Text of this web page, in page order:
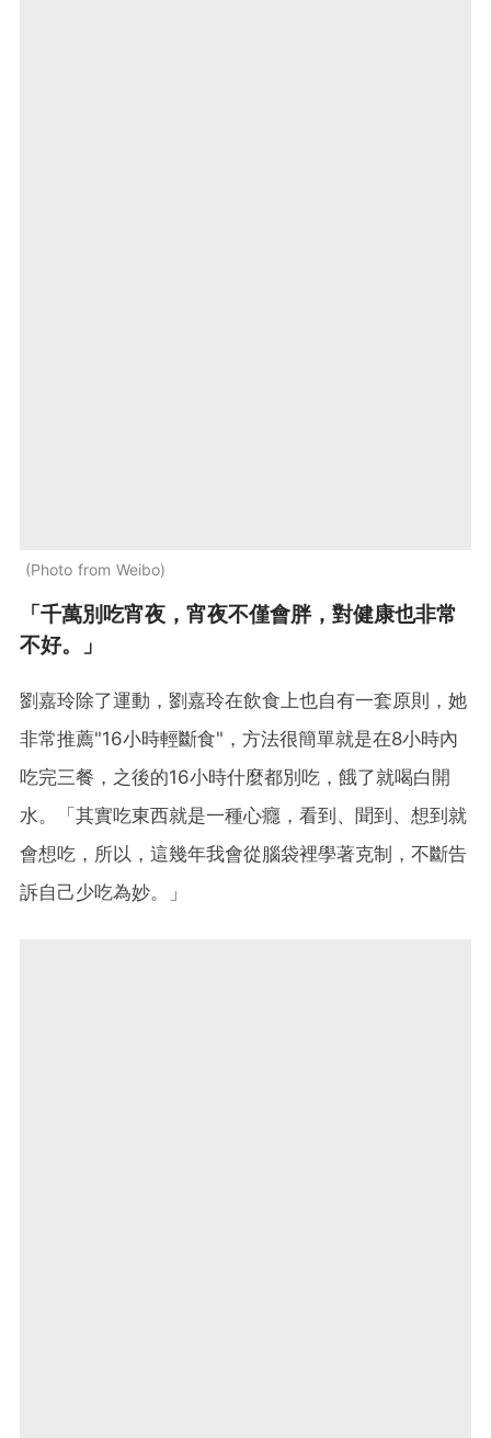
Photo from Weibo
「千萬別吃宵夜，宵夜不僅會胖，對健康也非常
不好。」
劉嘉玲除了運動，劉嘉玲在飲食上也自有一套原則，她
非常推薦"16小時輕斷食"，方法很簡單就是在8小時內
吃完三餐，之後的16小時什麼都別吃，餓了就喝白開
水。「其實吃東西就是一種心癮，看到、聞到、想到就
會想吃，所以，這幾年我會從腦袋裡學著克制，不斷告
訴自己少吃為妙。」